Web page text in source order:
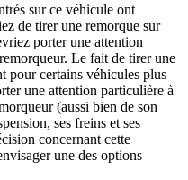
sur ce véhicule ont
de tirer une remorque sur
porter une attention
Le fait de tirer une
pour certains véhicules plus
une attention particulière à
(aussi bien de son
ses freins et ses
concernant cette
une des options